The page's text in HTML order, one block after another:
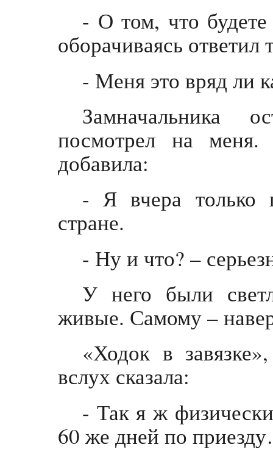
- О том, что
оборачиваясь
- Меня это вряд ли
Замначальника
посмотрел на
добавила:
- Я вчера только
стране.
- Ну и что? –
У него были
живые. Самому –
«Ходок в
вслух сказала:
- Так я ж
60 же дней по